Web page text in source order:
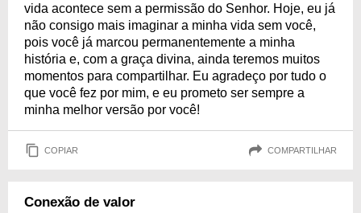
vida acontece sem a permissão do Senhor. Hoje, eu já
não consigo mais imaginar a minha vida sem você,
pois você já marcou permanentemente a minha
história e, com a graça divina, ainda teremos muitos
momentos para compartilhar. Eu agradeço por tudo o
que você fez por mim, e eu prometo ser sempre a
minha melhor versão por você!
COPIAR COMPARTILHAR
Conexão de valor